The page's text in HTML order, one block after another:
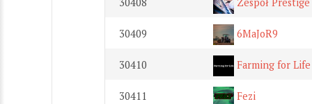
30409 6MaJoR9
30410 Farming for Life
30411 Fezi